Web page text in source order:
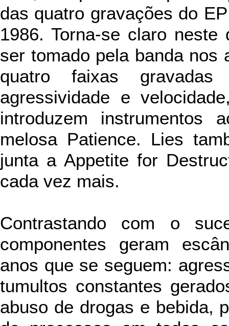
das quatro gravações do
1986. Torna-se claro
ser tomado pela banda nos
quatro faixas
agressividade e
introduzem instrumentos
melosa Patience. Lies
junta a Appetite for
cada vez mais.
Contrastando com o
componentes geram
anos que se seguem:
tumultos constantes
abuso de drogas e bebida,